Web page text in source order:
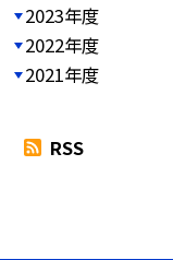
2023年度
2022年度
2021年度
RSS